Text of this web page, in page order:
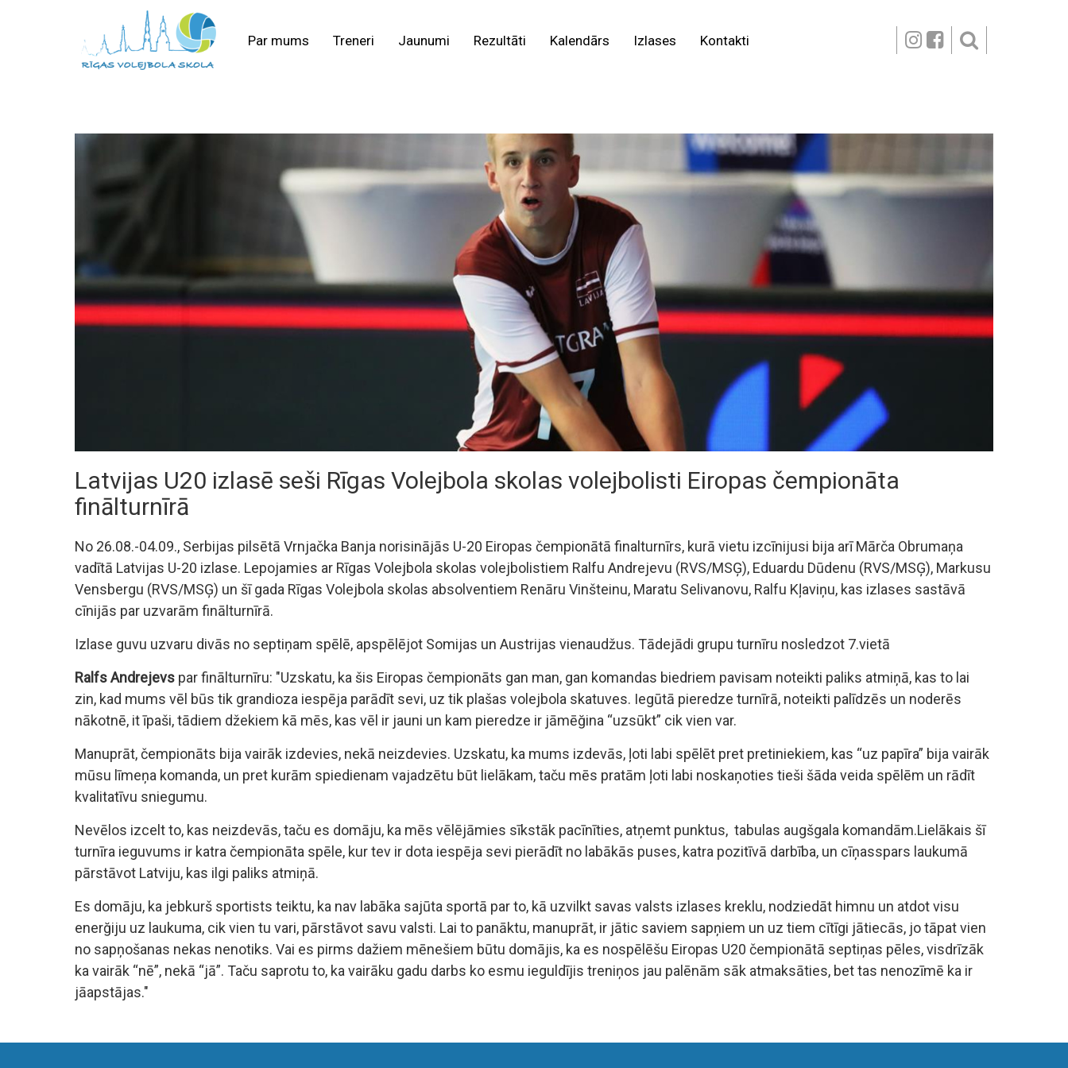
Par mums Treneri Jaunumi Rezultāti Kalendārs Izlases Kontakti
Latvijas U20 izlasē seši Rīgas Volejbola skolas volejbolisti Eiropas čempionāta
finālturnīrā
No 26.08.-04.09., Serbijas pilsētā Vrnjačka Banja norisinājās U-20 Eiropas čempionātā finalturnīrs, kurā vietu izcīnijusi bija arī Mārča Obrumaņa
vadītā Latvijas U-20 izlase. Lepojamies ar Rīgas Volejbola skolas volejbolistiem Ralfu Andrejevu (RVS/MSĢ), Eduardu Dūdenu (RVS/MSĢ), Markusu
Vensbergu (RVS/MSĢ) un šī gada Rīgas Volejbola skolas absolventiem Renāru Vinšteinu, Maratu Selivanovu, Ralfu Kļaviņu, kas izlases sastāvā
cīnijās par uzvarām finālturnīrā.
Izlase guvu uzvaru divās no septiņam spēlē, apspēlējot Somijas un Austrijas vienaudžus. Tādejādi grupu turnīru nosledzot 7.vietā
Ralfs Andrejevs par finālturnīru: "Uzskatu, ka šis Eiropas čempionāts gan man, gan komandas biedriem pavisam noteikti paliks atmiņā, kas to lai
zin, kad mums vēl būs tik grandioza iespēja parādīt sevi, uz tik plašas volejbola skatuves. Iegūtā pieredze turnīrā, noteikti palīdzēs un noderēs
nākotnē, it īpaši, tādiem džekiem kā mēs, kas vēl ir jauni un kam pieredze ir jāmēğina “uzsūkt” cik vien var.
Manuprāt, čempionāts bija vairāk izdevies, nekā neizdevies. Uzskatu, ka mums izdevās, ļoti labi spēlēt pret pretiniekiem, kas “uz papīra” bija vairāk
mūsu līmeņa komanda, un pret kurām spiedienam vajadzētu būt lielākam, taču mēs pratām ļoti labi noskaņoties tieši šāda veida spēlēm un rādīt
kvalitatīvu sniegumu.
Nevēlos izcelt to, kas neizdevās, taču es domāju, ka mēs vēlējāmies sīkstāk pacīnīties, atņemt punktus, tabulas augšgala komandām.Lielākais šī
turnīra ieguvums ir katra čempionāta spēle, kur tev ir dota iespēja sevi pierādīt no labākās puses, katra pozitīvā darbība, un cīņasspars laukumā
pārstāvot Latviju, kas ilgi paliks atmiņā.
Es domāju, ka jebkurš sportists teiktu, ka nav labāka sajūta sportā par to, kā uzvilkt savas valsts izlases kreklu, nodziedāt himnu un atdot visu
enerğiju uz laukuma, cik vien tu vari, pārstāvot savu valsti. Lai to panāktu, manuprāt, ir jātic saviem sapņiem un uz tiem cītīgi jātiecās, jo tāpat vien
no sapņošanas nekas nenotiks. Vai es pirms dažiem mēnešiem būtu domājis, ka es nospēlēšu Eiropas U20 čempionātā septiņas pēles, visdrīzāk
ka vairāk “nē”, nekā “jā”. Taču saprotu to, ka vairāku gadu darbs ko esmu ieguldījis treniņos jau palēnām sāk atmaksāties, bet tas nenozīmē ka ir
jāapstājas."